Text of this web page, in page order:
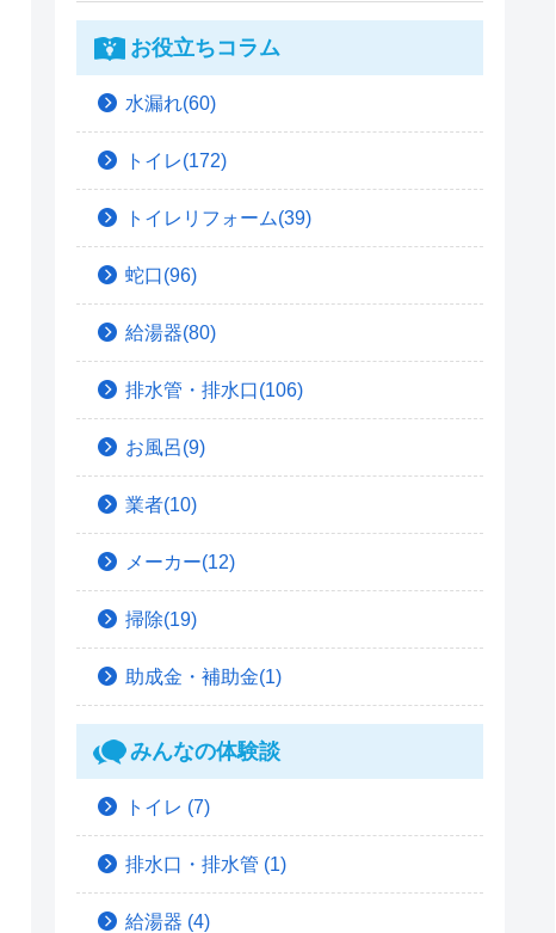
お役立ちコラム
水漏れ(60)
トイレ(172)
トイレリフォーム(39)
蛇口(96)
給湯器(80)
排水管・排水口(106)
お風呂(9)
業者(10)
メーカー(12)
掃除(19)
助成金・補助金(1)
みんなの体験談
トイレ (7)
排水口・排水管 (1)
給湯器 (4)